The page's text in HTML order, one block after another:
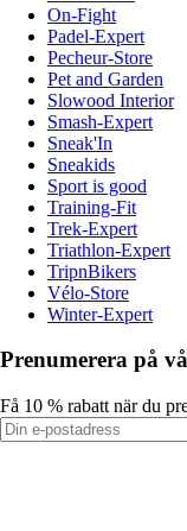
On-Fight
Padel-Expert
Pecheur-Store
Pet and Garden
Slowood Interior
Smash-Expert
Sneak'In
Sneakids
Sport is good
Training-Fit
Trek-Expert
Triathlon-Expert
TripnBikers
Vélo-Store
Winter-Expert
Prenumerera på
Få 10 % rabatt när du